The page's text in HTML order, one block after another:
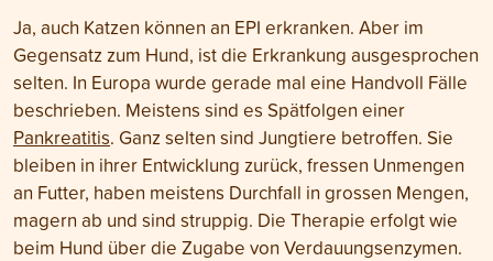
Ja, auch Katzen können an EPI erkranken. Aber im
Gegensatz zum Hund, ist die Erkrankung ausgesprochen
selten. In Europa wurde gerade mal eine Handvoll Fälle
beschrieben. Meistens sind es Spätfolgen einer
Pankreatitis. Ganz selten sind Jungtiere betroffen. Sie
bleiben in ihrer Entwicklung zurück, fressen Unmengen
an Futter, haben meistens Durchfall in grossen Mengen,
magern ab und sind struppig. Die Therapie erfolgt wie
beim Hund über die Zugabe von Verdauungsenzymen.